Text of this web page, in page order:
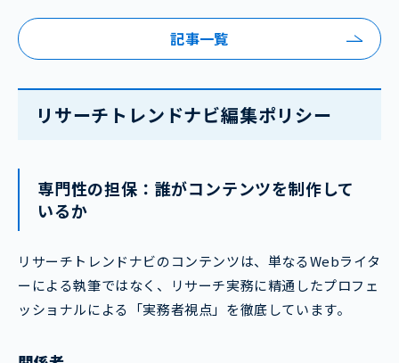
記事一覧
リサーチトレンドナビ編集ポリシー
専門性の担保：誰がコンテンツを制作して
いるか
リサーチトレンドナビのコンテンツは、単なるWebライタ
ーによる執筆ではなく、リサーチ実務に精通したプロフェ
ッショナルによる「実務者視点」を徹底しています。